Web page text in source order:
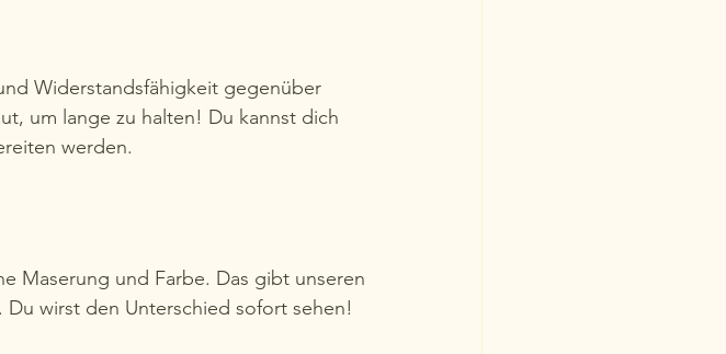
Widerstandsfähigkeit gegenüber
um lange zu halten! Du kannst dich
werden.
Maserung und Farbe. Das gibt unseren
wirst den Unterschied sofort sehen!